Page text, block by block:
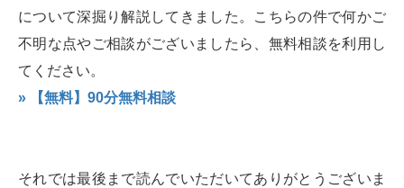
について深掘り解説してきました。こちらの件で何かご
不明な点やご相談がございましたら、無料相談を利用し
てください。
» 【無料】90分無料相談
それでは最後まで読んでいただいてありがとうございま